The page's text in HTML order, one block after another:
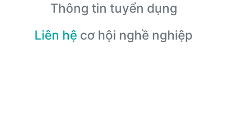
Thông tin tuyển dụng
Liên hệ cơ hội nghề nghiệp